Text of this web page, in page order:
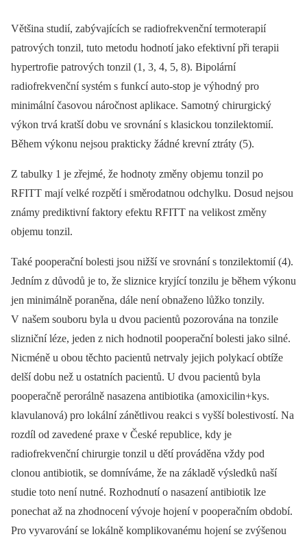
Většina studií, zabývajících se radiofrekvenční termoterapií
patrových tonzil, tuto metodu hodnotí jako efektivní při terapii
hypertrofie patrových tonzil (1, 3, 4, 5, 8). Bipolární
radiofrekvenční systém s funkcí auto-stop je výhodný pro
minimální časovou náročnost aplikace. Samotný chirurgický
výkon trvá kratší dobu ve srovnání s klasickou tonzilektomií.
Během výkonu nejsou prakticky žádné krevní ztráty (5).
Z tabulky 1 je zřejmé, že hodnoty změny objemu tonzil po
RFITT mají velké rozpětí i směrodatnou odchylku. Dosud nejsou
známy prediktivní faktory efektu RFITT na velikost změny
objemu tonzil.
Také pooperační bolesti jsou nižší ve srovnání s tonzilektomií (4).
Jedním z důvodů je to, že sliznice kryjící tonzilu je během výkonu
jen minimálně poraněna, dále není obnaženo lůžko tonzily.
V našem souboru byla u dvou pacientů pozorována na tonzile
slizniční léze, jeden z nich hodnotil pooperační bolesti jako silné.
Nicméně u obou těchto pacientů netrvaly jejich polykací obtíže
delší dobu než u ostatních pacientů. U dvou pacientů byla
pooperačně perorálně nasazena antibiotika (amoxicilin+kys.
klavulanová) pro lokální zánětlivou reakci s vyšší bolestivostí. Na
rozdíl od zavedené praxe v České republice, kdy je
radiofrekvenční chirurgie tonzil u dětí prováděna vždy pod
clonou antibiotik, se domníváme, že na základě výsledků naší
studie toto není nutné. Rozhodnutí o nasazení antibiotik lze
ponechat až na zhodnocení vývoje hojení v pooperačním období.
Pro vyvarování se lokálně komplikovanému hojení se zvýšenou